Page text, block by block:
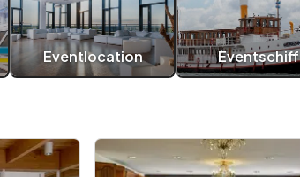
Eventlocation Eventschiff